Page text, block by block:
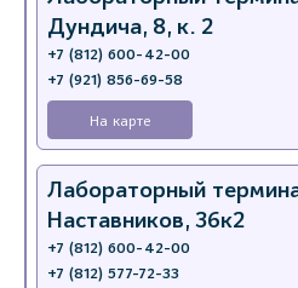
Дундича, 8, к. 2
+7 (812) 600-42-00
+7 (921) 856-69-58
На карте
Лабораторный
Наставников, 36к2
+7 (812) 600-42-00
+7 (812) 577-72-33